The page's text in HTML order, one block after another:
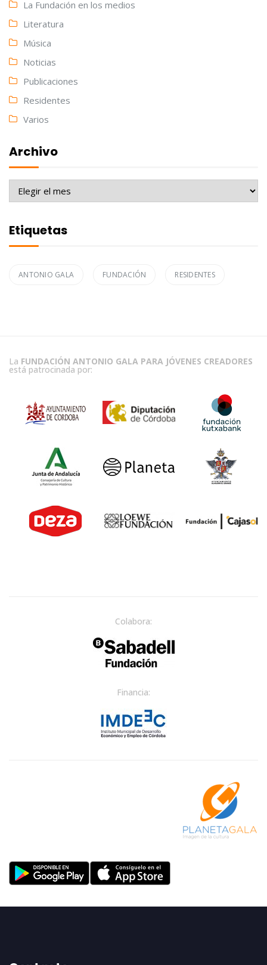
La Fundación en los medios
Literatura
Música
Noticias
Publicaciones
Residentes
Varios
Archivo
Archivo
Etiquetas
ANTONIO GALA FUNDACIÓN RESIDENTES
La FUNDACIÓN ANTONIO GALA PARA JÓVENES CREADORES
está patrocinada por:
Colabora:
Financia: